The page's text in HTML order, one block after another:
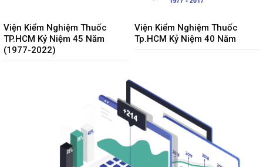
Viện Kiểm Nghiệm Thuốc
TP.HCM Kỷ Niệm 45 Năm
(1977-2022)
Viện Kiểm Nghiệm Thuốc
Tp.HCM Kỷ Niệm 40 Năm